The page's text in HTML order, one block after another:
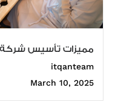
مميزات تأسيس
itqanteam
March 10, 2025